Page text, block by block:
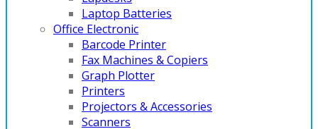
Laptop Batteries
Office Electronic
Barcode Printer
Fax Machines & Copiers
Graph Plotter
Printers
Projectors & Accessories
Scanners